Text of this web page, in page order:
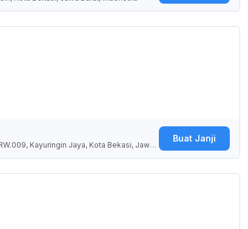
Kayuringin Jaya, Kota Bekasi, Jawa
Buat Janji